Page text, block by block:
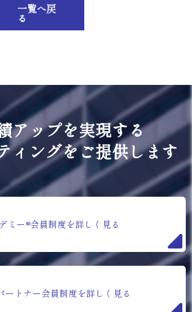
一覧へ戻
る
アップを実現する
ィングをご提供します
ミー®会員制度を詳しく見る
ートナー会員制度を詳しく見る